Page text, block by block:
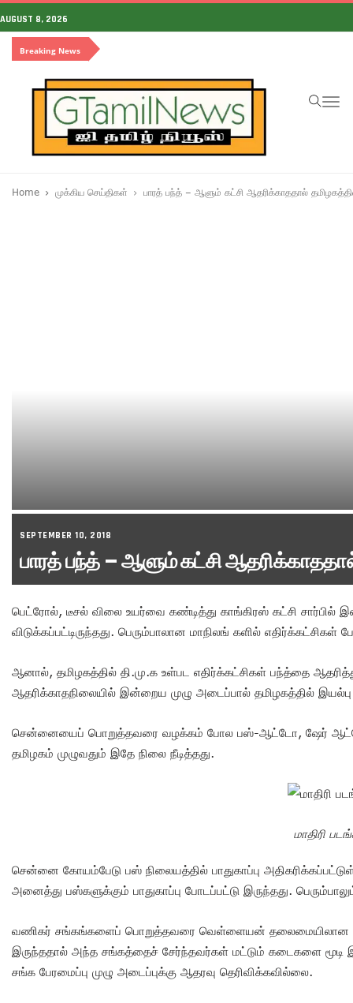
AUGUST 8, 2026
Breaking News
Home முக்கிய செய்திகள் பாரத் பந்த் – ஆளும் கட்சி ஆதரிக்காததால் தமிழகத்தில்
SEPTEMBER 10, 2018
பாரத் பந்த் – ஆளும் கட்சி ஆதரிக்காததால்
பெட்ரோல், டீசல் விலை உயர்வை கண்டித்து காங்கிரஸ் கட்சி சார்பில்
விடுக்கப்பட்டிருந்தது. பெரும்பாலான மாநிலங் களில்
ஆனால், தமிழகத்தில் தி.மு.க உள்பட எதிர்க்கட்சிகள் பந்த்தை
ஆதரிக்காதநிலையில் இன்றைய முழு அடைப்பால் தமிழகத்தில் இயல்பு
சென்னையைப் பொறுத்தவரை வழக்கம் போல பஸ்-ஆட்டோ, ஷேர்
தமிழகம் முழுவதும் இதே நிலை நீடித்தது.
மாதிரி
சென்னை கோயம்பேடு பஸ் நிலையத்தில் பாதுகாப்பு
அனைத்து பஸ்களுக்கும் பாதுகாப்பு போடப்பட்டு இருந்தது.
வணிகர் சங்கங்களைப் பொறுத்தவரை வெள்ளையன் தலைமையிலான
இருந்ததால் அந்த சங்கத்தைச் சேர்ந்தவர்கள் மட்டும் கடைகளை
சங்க பேரமைப்பு முழு அடைப்புக்கு ஆதரவு தெரிவிக்கவில்லை.